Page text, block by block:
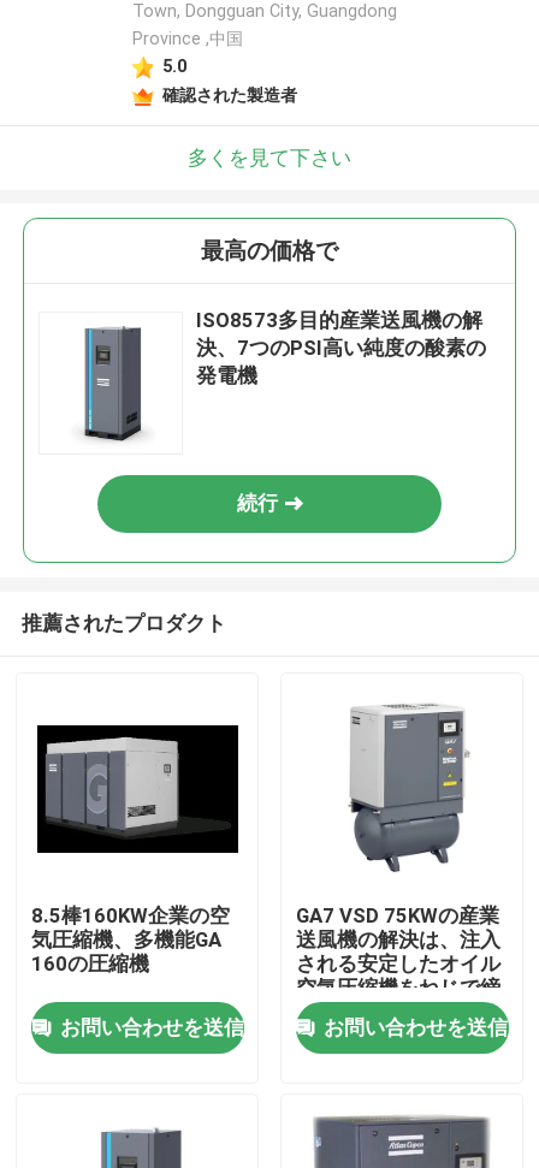
Town, Dongguan City, Guangdong
Province ,中国
5.0
確認された製造者
多くを見て下さい
最高の価格で
ISO8573多目的産業送風機の解
決、7つのPSI高い純度の酸素の
発電機
続行
推薦されたプロダクト
8.5棒160KW企業の空
気圧縮機、多機能GA
160の圧縮機
お問い合わせを送信
GA7 VSD 75KWの産業
送風機の解決は、注入
される安定したオイル
空気圧縮機をねじで締
める
お問い合わせを送信